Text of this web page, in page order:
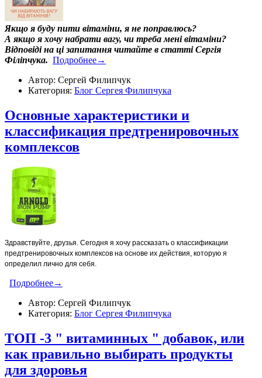
Якщо я буду пити вітаміни, я не поправлюсь?
А якщо я хочу набрати вагу, чи треба мені вітаміни?
Відповіді на ці запитання читайте в статті Сергія
Філіпчука. Подробнее→
Автор: Сергей Филипчук
Категория: Блог Сергея Филипчука
Основные характеристики и
классификация предтренировочных
комплексов
Здравствуйте, друзья. Сегодня я хочу рассказать о классификации
предтренировочных комплексов на основе их действия, которую я
определил лично для себя.
Подробнее→
Автор: Сергей Филипчук
Категория: Блог Сергея Филипчука
ТОП -3 " витаминных " добавок, или
как правильно выбирать продукты
для здоровья